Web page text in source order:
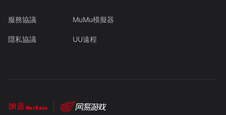
服務協議
隱私協議
MuMu模擬器
UU遠程